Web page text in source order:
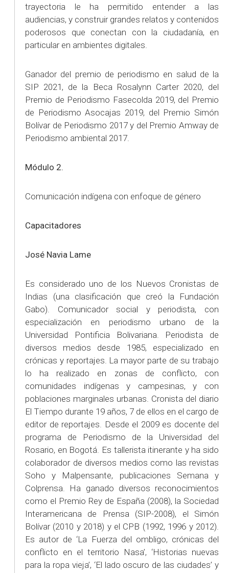
trayectoria le ha permitido entender a las
audiencias, y construir grandes relatos y contenidos
poderosos que conectan con la ciudadanía, en
particular en ambientes digitales.
Ganador del premio de periodismo en salud de la
SIP 2021, de la Beca Rosalynn Carter 2020, del
Premio de Periodismo Fasecolda 2019, del Premio
de Periodismo Asocajas 2019, del Premio Simón
Bolívar de Periodismo 2017 y del Premio Amway de
Periodismo ambiental 2017.
Módulo 2.
Comunicación indígena con enfoque de género
Capacitadores
José Navia Lame
Es considerado uno de los Nuevos Cronistas de
Indias (una clasificación que creó la Fundación
Gabo). Comunicador social y periodista, con
especialización en periodismo urbano de la
Universidad Pontificia Bolivariana. Periodista de
diversos medios desde 1985, especializado en
crónicas y reportajes. La mayor parte de su trabajo
lo ha realizado en zonas de conflicto, con
comunidades indígenas y campesinas, y con
poblaciones marginales urbanas. Cronista del diario
El Tiempo durante 19 años, 7 de ellos en el cargo de
editor de reportajes. Desde el 2009 es docente del
programa de Periodismo de la Universidad del
Rosario, en Bogotá. Es tallerista itinerante y ha sido
colaborador de diversos medios como las revistas
Soho y Malpensante, publicaciones Semana y
Colprensa. Ha ganado diversos reconocimientos
como el Premio Rey de España (2008), la Sociedad
Interamericana de Prensa (SIP-2008), el Simón
Bolívar (2010 y 2018) y el CPB (1992, 1996 y 2012).
Es autor de ‘La Fuerza del ombligo, crónicas del
conflicto en el territorio Nasa’, ‘Historias nuevas
para la ropa vieja’, ‘El lado oscuro de las ciudades’ y